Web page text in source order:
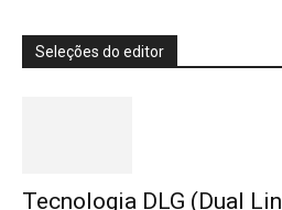
Seleções do editor
Tecnologia DLG (Dual